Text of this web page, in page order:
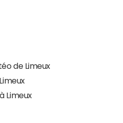
de Limeux
Limeux